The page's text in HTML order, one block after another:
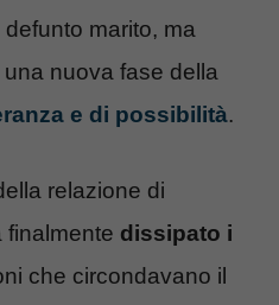
marito, ma
nuova fase della
e di possibilità.
relazione di
finalmente dissipato i
che circondavano il